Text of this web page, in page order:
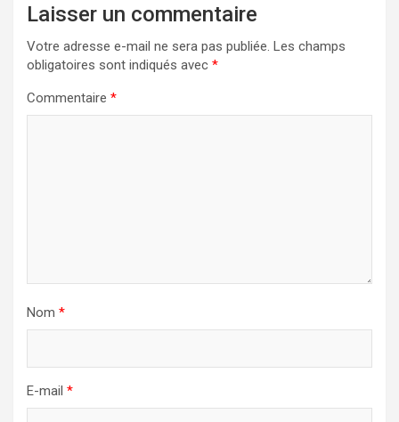
Laisser un commentaire
Votre adresse e-mail ne sera pas publiée. Les champs
obligatoires sont indiqués avec *
Commentaire *
Nom *
E-mail *